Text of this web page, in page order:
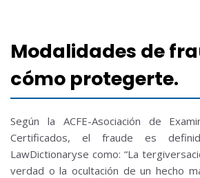
Modalidades de
cómo protegerte.
Según la ACFE-Asociación de
Certificados, el fraude es
LawDictionaryse como: “La
verdad o la ocultación de un hecho